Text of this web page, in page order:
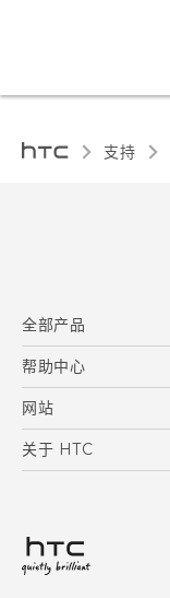
支持
全部产品
区块链智能手机
VIVE
帮助中心
在线客服
支援与服务
产品保固说明
网站
HTC Dev
关于 HTC
投资人